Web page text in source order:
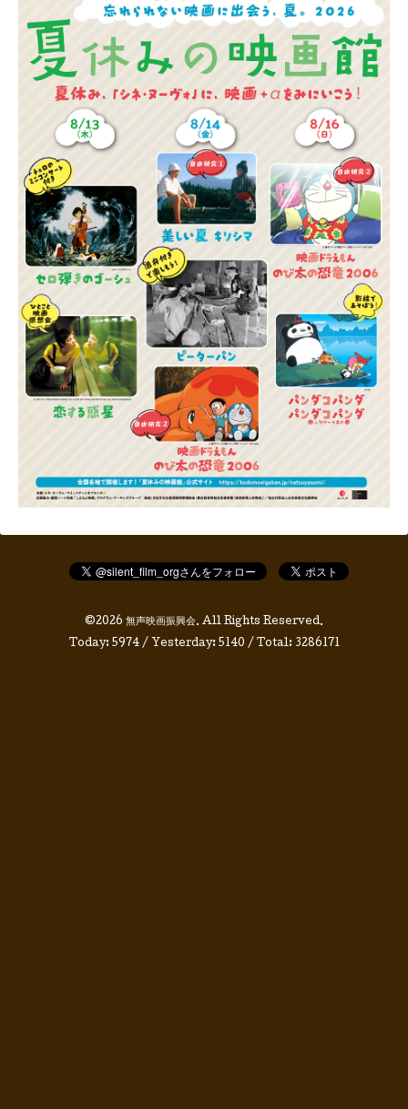
©2026 無声映画振興会. All Rights Reserved.
Today: 5974/ Yesterday: 5140 / Total: 3286171